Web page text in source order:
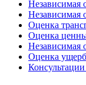
Независимая
Независимая
Оценка
Оценка
Независимая
Оценка